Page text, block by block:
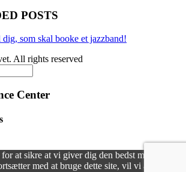
POSTS
som skal booke et jazzband!
All rights reserved
Center
at sikre at vi giver dig den bedst mulige
med at bruge dette site, vil vi antage, at